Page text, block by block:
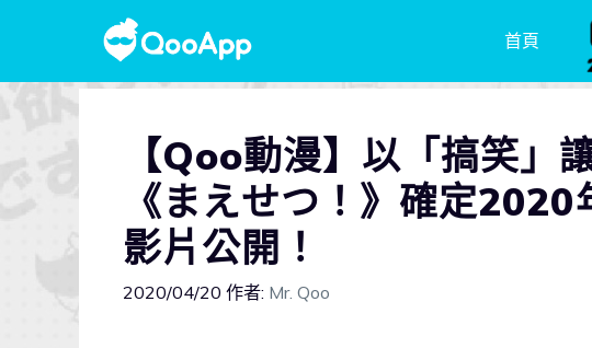
首頁
【Qoo動漫】以「搞笑」
《まえせつ！》確定
影片公開！
2020/04/20 作者: Mr. Qoo